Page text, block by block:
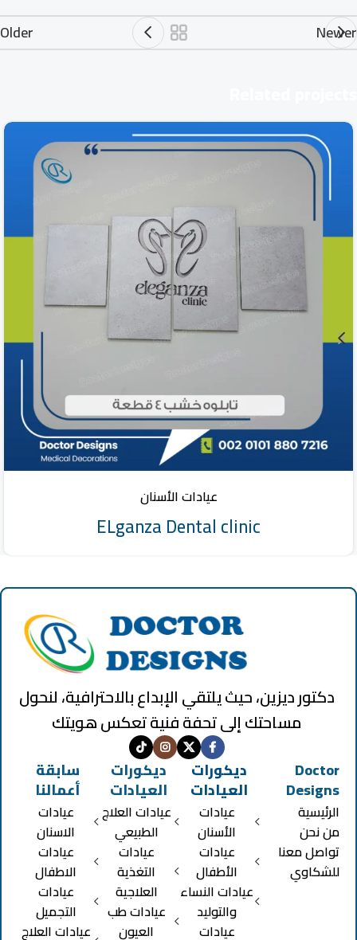
Newer
Older
عيادات الأسنان
ELganza Dental clinic
دكتور ديزين، حيث يلتقي الإبداع بالاحترافية، لنحول
مساحتك إلى تحفة فنية تعكس هويتك
Doctor
Designs
الرئيسية
من نحن
تواصل معنا
للشكاوي
ديكورات
العيادات
عيادات
الأسنان
عيادات
الأطفال
عيادات النساء
والتوليد
عيادات
ديكورات
العيادات
عيادات العلاج
الطبيعي
عيادات
التغذية
العلاجية
عيادات طب
العيون
سابقة
أعمالنا
عيادات
الاسنان
عيادات
الاطفال
عيادات
التجميل
عيادات العلاج